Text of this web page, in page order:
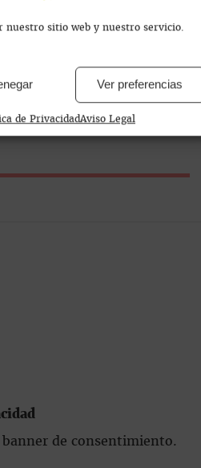
sitio web y nuestro servicio.
Ver preferencias
de PrivacidadAviso Legal
12 - 16
banner de consentimiento.